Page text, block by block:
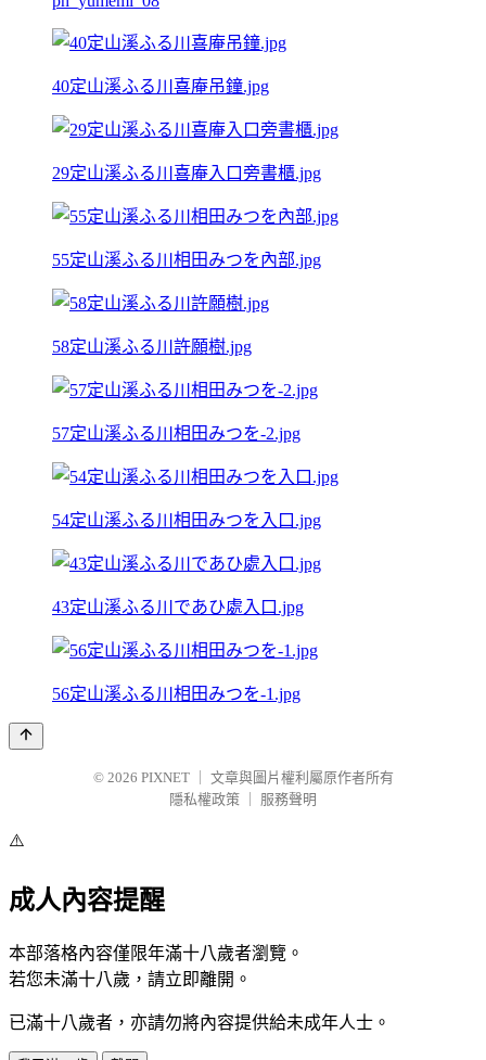
40定山溪ふる川喜庵吊鐘.jpg
29定山溪ふる川喜庵入口旁書櫃.jpg
55定山溪ふる川相田みつを內部.jpg
58定山溪ふる川許願樹.jpg
57定山溪ふる川相田みつを-2.jpg
54定山溪ふる川相田みつを入口.jpg
43定山溪ふる川であひ處入口.jpg
56定山溪ふる川相田みつを-1.jpg
© 2026 PIXNET
文章與圖片權利屬原作者所有
隱私權政策
服務聲明
⚠️
成人內容提醒
本部落格內容僅限年滿十八歲者瀏覽。
若您未滿十八歲，請立即離開。
已滿十八歲者，亦請勿將內容提供給未成年人士。